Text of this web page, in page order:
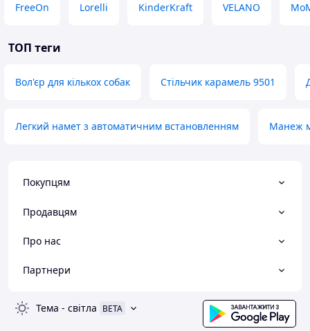
FreeOn Lorelli KinderKraft VELANO
ТОП теги
Вол'єр для кількох собак Стільчик карамель 9501
Легкий намет з автоматичним встановленням Манеж
Покупцям
Продавцям
Про нас
Партнери
Тема - світла BETA